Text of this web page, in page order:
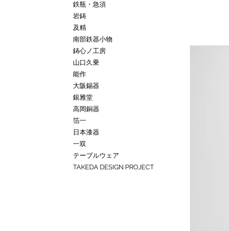
鉄瓶・急須
岩鋳
及精
南部鉄器小物
鋳心ノ工房
山口久乗
能作
大阪錫器
銀雅堂
高岡銅器
箔一
日本漆器
一双
テーブルウェア
TAKEDA DESIGN PROJECT